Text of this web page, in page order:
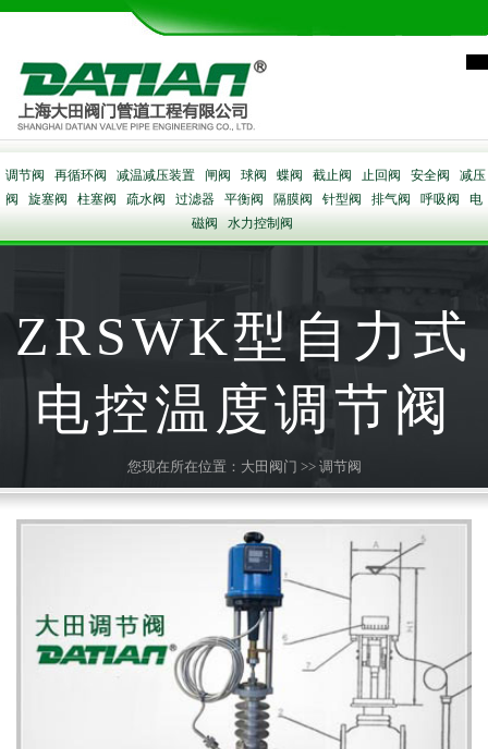
调节阀 再循环阀 减温减压装置 闸阀 球阀 蝶阀 截止阀 止回阀 安全阀
减压
阀
旋塞阀 柱塞阀 疏水阀 过滤器 平衡阀 隔膜阀 针型阀 排气阀 呼吸阀
电
磁阀
水力控制阀
ZRSWK型自力式
电控温度调节阀
您现在所在位置： 大田阀门 >> 调节阀